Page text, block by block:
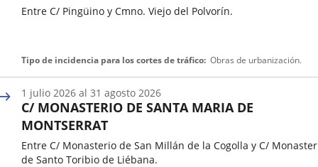
tráfico
Entre C/ Pingüino y Cmno. Viejo del Polvorín.
Fecha
de
una
incidencia
de
tráfico
Tipo de incidencia para los cortes de tráfico Obras de urbanización.
C/ MONASTERIO DE SANTA MARIA DE
MONTSERRAT
Entre C/ Monasterio de San Millán de la Cogolla y C/
de Santo Toribio de Liébana.
1 julio 2026 al 31 agosto 2026